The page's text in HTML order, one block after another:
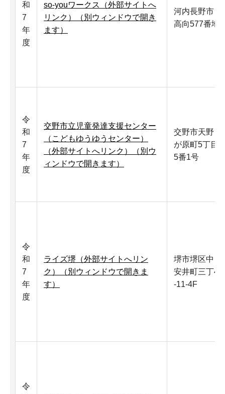
和
7
年
度
so-youワークス（外部サイトへ
リンク）（別ウィンドウで開き
ます）
河内長野市
高向577番地
令
和
7
年
度
交野市立児童発達支援センター
（こどもゆうゆうセンター）
（外部サイトへリンク）（別ウ
ィンドウで開きます）
交野市天野
が原町5丁目
5番1号
令
和
7
年
度
ライズ堺（外部サイトへリン
ク）（別ウィンドウで開きま
す）
堺市堺区中
安井町三丁4
-11-4F
令